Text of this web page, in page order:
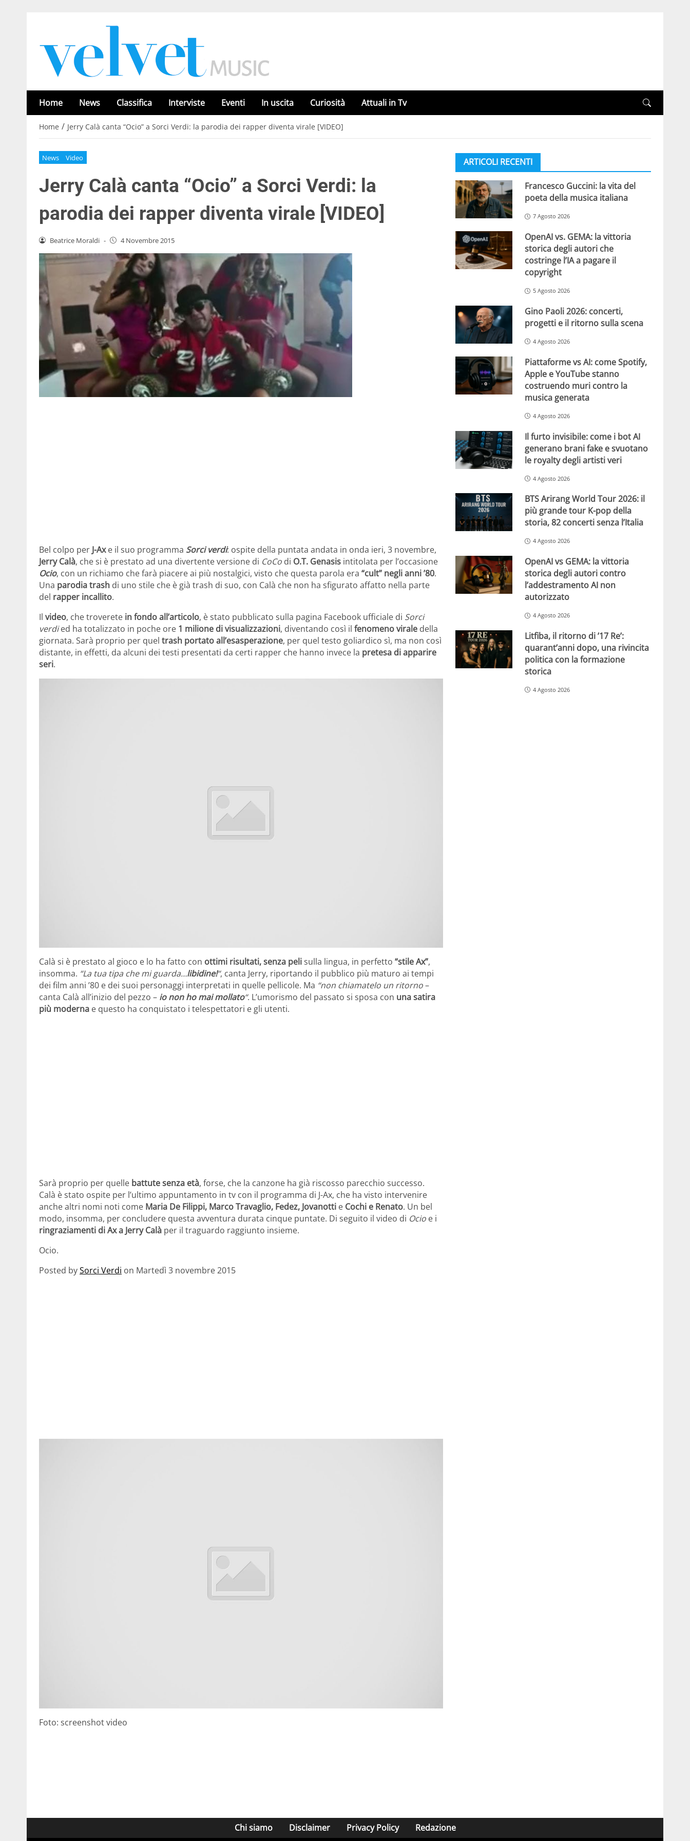
Home News Classifica Interviste Eventi In uscita Curiosità Attuali in Tv
Home / Jerry Calà canta “Ocio” a Sorci Verdi: la parodia dei rapper diventa virale [VIDEO]
News Video
Jerry Calà canta “Ocio” a Sorci Verdi: la
parodia dei rapper diventa virale [VIDEO]
Beatrice Moraldi - 4 Novembre 2015
Bel colpo per J-Axe il suo programma Sorci verdi: ospite della puntata andata in onda ieri, 3 novembre,
Jerry Calà, che si è prestato ad una divertente versione di CoCo di O.T. Genasis intitolata per l’occasione
Ocio, con un richiamo che farà piacere ai più nostalgici, visto che questa parola era “cult” negli anni ’80.
Una parodia trash di uno stile che è già trash di suo, con Calà che non ha sfigurato affatto nella parte
del rapper incallito.
Il video, che troverete in fondo all’articolo, è stato pubblicato sulla pagina Facebook ufficiale di Sorci
verdied ha totalizzato in poche ore 1 milione di visualizzazioni, diventando così il fenomeno virale della
giornata. Sarà proprio per quel trash portato all’esasperazione, per quel testo goliardico sì, ma non così
distante, in effetti, da alcuni dei testi presentati da certi rapper che hanno invece la pretesa di apparire
seri.
Calà si è prestato al gioco e lo ha fatto con ottimi risultati, senza pelisulla lingua, in perfetto “stile Ax”,
insomma. “La tua tipa che mi guarda…libidine!“, canta Jerry, riportando il pubblico più maturo ai tempi
dei film anni ’80 e dei suoi personaggi interpretati in quelle pellicole. Ma “non chiamatelo un ritorno–
canta Calà all’inizio del pezzo – io non ho mai mollato“. L’umorismo del passato si sposa con una satira
più moderna e questo ha conquistato i telespettatori e gli utenti.
Sarà proprio per quelle battute senza età, forse, che la canzone ha già riscosso parecchio successo.
Calà è stato ospite per l’ultimo appuntamento in tv con il programma di J-Ax, che ha visto intervenire
anche altri nomi noti come Maria De Filippi, Marco Travaglio, Fedez, Jovanotti e Cochi e Renato. Un bel
modo, insomma, per concludere questa avventura durata cinque puntate. Di seguito il video di Ocio e i
ringraziamenti di Ax a Jerry Calà per il traguardo raggiunto insieme.
Ocio.
Posted bySorci Verdi on Martedì 3 novembre 2015
Foto: screenshot video
ARTICOLI RECENTI
Francesco Guccini: la vita del
poeta della musica italiana
7 Agosto 2026
OpenAI vs. GEMA: la vittoria
storica degli autori che
costringe l’IA a pagare il
copyright
5 Agosto 2026
Gino Paoli 2026: concerti,
progetti e il ritorno sulla scena
4 Agosto 2026
Piattaforme vs AI: come Spotify,
Apple e YouTube stanno
costruendo muri contro la
musica generata
4 Agosto 2026
Il furto invisibile: come i bot AI
generano brani fake e svuotano
le royalty degli artisti veri
4 Agosto 2026
BTS Arirang World Tour 2026: il
più grande tour K-pop della
storia, 82 concerti senza l’Italia
4 Agosto 2026
OpenAI vs GEMA: la vittoria
storica degli autori contro
l’addestramento AI non
autorizzato
4 Agosto 2026
Litfiba, il ritorno di ’17 Re’:
quarant’anni dopo, una rivincita
politica con la formazione
storica
4 Agosto 2026
Chi siamo Disclaimer Privacy Policy Redazione